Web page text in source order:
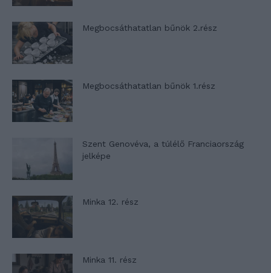
Megbocsáthatatlan bűnök 2.rész
Megbocsáthatatlan bűnök 1.rész
Szent Genovéva, a túlélő Franciaország
jelképe
Minka 12. rész
Minka 11. rész